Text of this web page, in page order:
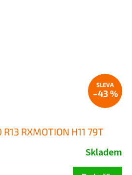
–43 %
RXMOTION H11 79T
Skladem